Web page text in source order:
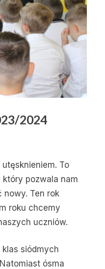
2024
To
pozwala nam
nowy. Ten rok
roku chcemy
uczniów.
siódmych
ósma